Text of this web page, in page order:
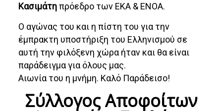
Κασιμάτηπρόεδρο των ΕΚΑ & ΕΝΟΑ.
Ο αγώνας του και η πίστη του για την
έμπρακτη υποστήριξη του Ελληνισμού σε
αυτή την φιλόξενη χώρα ήταν και θα είναι
παράδειγμα για όλους μας.
Αιωνία του η μνήμη. Καλό Παράδεισο!
Σύλλογος Αποφοίτων